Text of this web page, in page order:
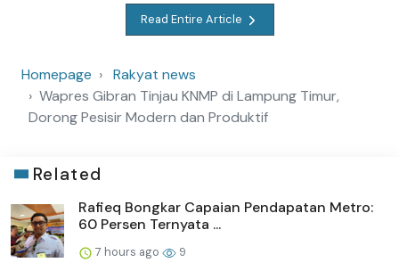
Read Entire Article
Homepage
Rakyat news
Wapres Gibran Tinjau KNMP di Lampung Timur,
Dorong Pesisir Modern dan Produktif
Related
Rafieq Bongkar Capaian Pendapatan Metro:
60 Persen Ternyata ...
7 hours ago 9